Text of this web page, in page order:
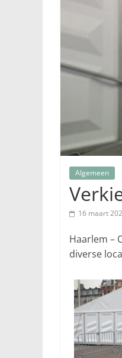
Algemeen
16 maart
Haarlem –
diverse